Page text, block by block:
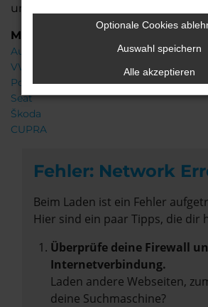
und dem Service, den wir Ihnen
Marken
Audi
VW
Porsche
Seat
Škoda
CUPRA
Fehler: Network
Beim Laden ist ein Fehler
Hier sind ein paar Tipps, die dir
Überprüfe deine Firewall
Internetverbindung.
Laden andere Webseiten,
deine Suchmaschine?
Optionale Cookies
Auswahl speichern
Alle akzeptieren